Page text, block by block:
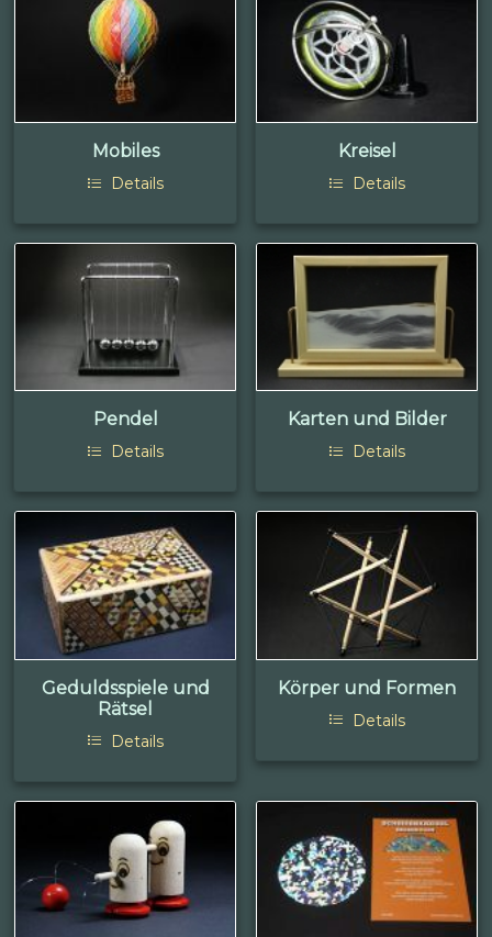
Mobiles
Details
Kreisel
Details
Pendel
Details
Karten und Bilder
Details
Geduldsspiele und
Rätsel
Details
Körper und Formen
Details